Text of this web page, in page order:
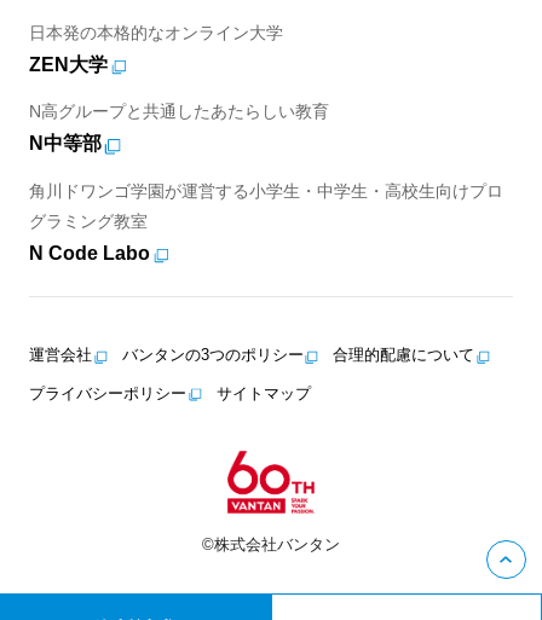
日本発の本格的なオンライン大学
ZEN大学
N高グループと共通したあたらしい教育
N中等部
角川ドワンゴ学園が運営する小学生・中学生・高校生向けプロ
グラミング教室
N Code Labo
運営会社 バンタンの3つのポリシー 合理的配慮について
プライバシーポリシー サイトマップ
©株式会社バンタン